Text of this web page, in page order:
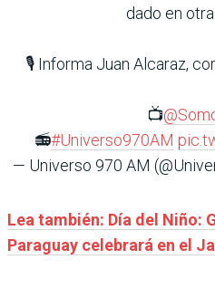
dado en
🎙️ Informa Juan Alcaraz,
📺
📻#Universo970AM
— Universo 970 AM
Lea también: Día del Niño:
Paraguay celebrará en el